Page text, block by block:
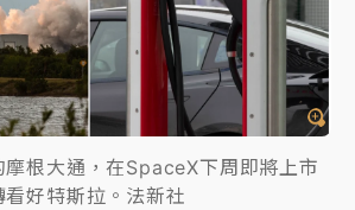
證交所今起縮短股票「關禁閉」天
學面試 清大校長高為元致歉：機會
奇
警 西南風來了！4縣市大雨特報、各
摩根大通，在SpaceX下周即將上市
好特斯拉。法新社